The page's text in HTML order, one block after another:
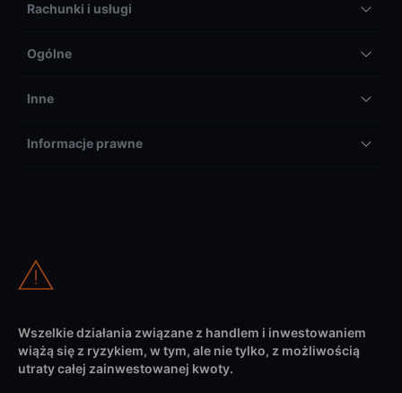
Rachunki i usługi
Ogólne
Inne
Informacje prawne
Wszelkie działania związane z handlem i inwestowaniem
wiążą się z ryzykiem, w tym, ale nie tylko, z możliwością
utraty całej zainwestowanej kwoty.